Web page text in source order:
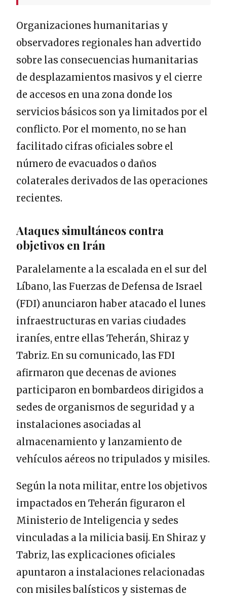
Organizaciones humanitarias y
observadores regionales han advertido
sobre las consecuencias humanitarias
de desplazamientos masivos y el cierre
de accesos en una zona donde los
servicios básicos son ya limitados por el
conflicto. Por el momento, no se han
facilitado cifras oficiales sobre el
número de evacuados o daños
colaterales derivados de las operaciones
recientes.
Ataques simultáneos contra
objetivos en Irán
Paralelamente a la escalada en el sur del
Líbano, las Fuerzas de Defensa de Israel
(FDI) anunciaron haber atacado el lunes
infraestructuras en varias ciudades
iraníes, entre ellas Teherán, Shiraz y
Tabriz. En su comunicado, las FDI
afirmaron que decenas de aviones
participaron en bombardeos dirigidos a
sedes de organismos de seguridad y a
instalaciones asociadas al
almacenamiento y lanzamiento de
vehículos aéreos no tripulados y misiles.
Según la nota militar, entre los objetivos
impactados en Teherán figuraron el
Ministerio de Inteligencia y sedes
vinculadas a la milicia basij. En Shiraz y
Tabriz, las explicaciones oficiales
apuntaron a instalaciones relacionadas
con misiles balísticos y sistemas de